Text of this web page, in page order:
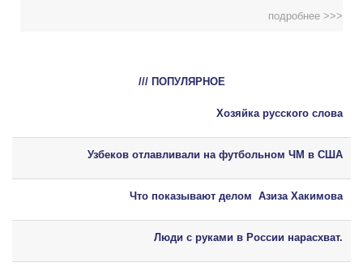
подробнее >>>
/// ПОПУЛЯРНОЕ
Хозяйка русского слова
Узбеков отлавливали на футбольном ЧМ в США
Что показывают делом Азиза Хакимова
Люди с руками в России нарасхват.